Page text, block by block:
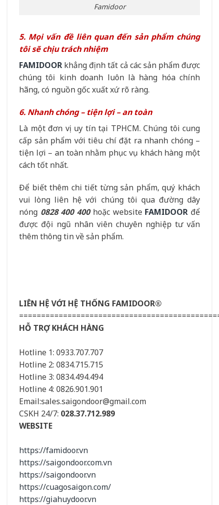
Famidoor
5. Mọi vấn đề liên quan đến sản phẩm chúng
tôi sẽ chịu trách nhiệm
FAMIDOOR khẳng định tất cả các sản phẩm được
chúng tôi kinh doanh luôn là hàng hóa chính
hãng, có nguồn gốc xuất xứ rõ ràng.
6. Nhanh chóng – tiện lợi – an toàn
Là một đơn vị uy tín tại TPHCM. Chúng tôi cung
cấp sản phẩm với tiêu chí đặt ra nhanh chóng –
tiện lợi – an toàn nhằm phục vụ khách hàng một
cách tốt nhất.
Để biết thêm chi tiết từng sản phẩm, quý khách
vui lòng liên hệ với chúng tôi qua đường dây
nóng 0828 400 400hoặc website FAMIDOOR để
được đội ngũ nhân viên chuyên nghiệp tư vấn
thêm thông tin về sản phẩm.
LIÊN HỆ VỚI HỆ THỐNG FAMIDOOR®
HỖ TRỢ KHÁCH HÀNG
Hotline 1: 0933.707.707
Hotline 2: 0834.715.715
Hotline 3: 0834.494.494
Hotline 4: 0826.901.901
Email:sales.saigondoor@gmail.com
CSKH 24/7: 028.37.712.989
WEBSITE
https://famidoor.vn
https://saigondoor.com.vn
https://saigondoor.vn
https://cuagosaigon.com/
https://giahuydoor.vn